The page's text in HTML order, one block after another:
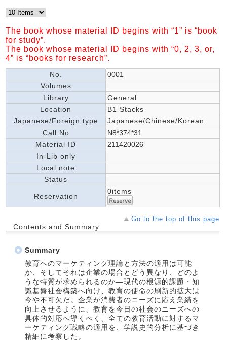
The book whose material ID begins with “1” is “book
for study”.
The book whose material ID begins with “0, 2, 3, or,
4” is “books for research”.
No.
0001
Volumes
Library
General
Location
B1 Stacks
Japanese/Foreign type
Japanese/Chinese/Korean
Call No
N8*374*31
Material ID
211420026
In-Lib only
Local note
Status
Reservation
0items
Go to the top of this page
Contents and Summary
Summary
教育へのマーケティング理論と方法の適用は可能
か、そしてそれは企業の場合とどう異なり、どのよ
うな特質が求められるのか―現代の根源的課題・知
識基盤社会構築へ向け、教育の使命の刷新的拡大は
今や不可欠だ。企業が消費者のニーズに応え業績を
向上させるように、教育を今日の社会のニーズへの
具体的対応へ導くべく、全ての教育活動に対するマ
ーケティング戦略の適用を、学説史的分析に基づき
精細に考察した。